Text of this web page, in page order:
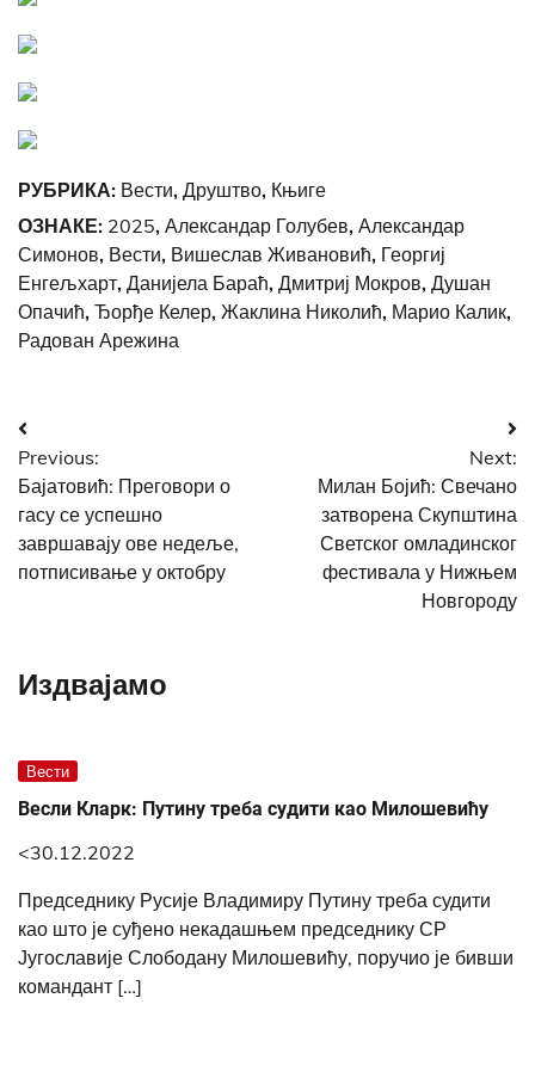
РУБРИКА: Вести, Друштво, Књиге
ОЗНАКЕ: 2025, Александар Голубев, Александар
Симонов, Вести, Вишеслав Живановић, Георгиј
Енгељхарт, Данијела Бараћ, Дмитриј Мокров, Душан
Опачић, Ђорђе Келер, Жаклина Николић, Марио Калик,
Радован Арежина
Post
navigation
Previous:
Бајатовић: Преговори о
гасу се успешно
завршавају ове недеље,
потписивање у октобру
Next:
Милан Бојић: Свечано
затворена Скупштина
Светског омладинског
фестивала у Нижњем
Новгороду
Издвајамо
Вести
Весли Кларк: Путину треба судити као Милошевићу
<30.12.2022
Председнику Русије Владимиру Путину треба судити
као што је суђено некадашњем председнику СР
Југославије Слободану Милошевићу, поручио је бивши
командант […]